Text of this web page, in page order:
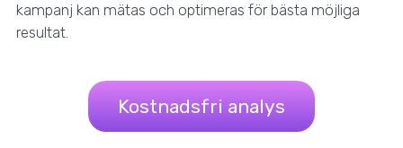
kampanj kan mätas och optimeras för bästa möjliga
resultat.
Kostnadsfri analys